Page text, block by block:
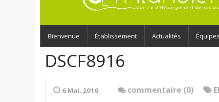
Bienvenue Établissement Actualités Équipes
DSCF8916
6 Mai. 2016 commentaire (0)